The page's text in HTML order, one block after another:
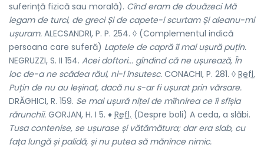
suferință fizică sau morală). Cînd eram de douăzeci Mă
legam de turci, de greci Și de capete-i scurtam Și aleanu-mi
ușuram. ALECSANDRI, P. P. 254. ◊ (Complementul indică
persoana care suferă) Laptele de capră îl mai ușură puțin.
NEGRUZZI, S. II 154. Acei doftori... gîndind că ne ușurează, În
loc de-a ne scădea răul, ni-l însutesc. CONACHI, P. 281. ◊ Refl.
Puțin de nu au leșinat, dacă nu s-ar fi ușurat prin vărsare.
DRĂGHICI, R. 159. Se mai ușură nițel de mîhnirea ce îi sfîșia
rărunchii. GORJAN, H. I 5. ♦ Refl. (Despre boli) A ceda, a slăbi.
Tusa contenise, se ușurase și vătămătura; dar era slab, cu
fața lungă și palidă, și nu putea să mănînce nimic.